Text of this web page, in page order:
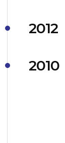
2012
2010